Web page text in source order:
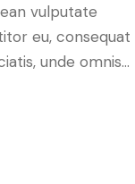
vulputate
eu, consequat
unde omnis…